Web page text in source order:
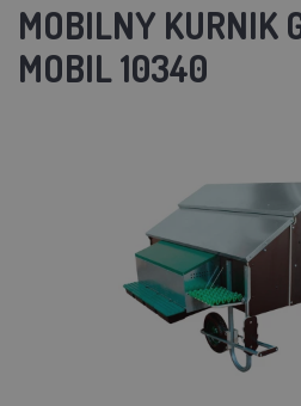
MOBILNY KURNIK
MOBIL 10340